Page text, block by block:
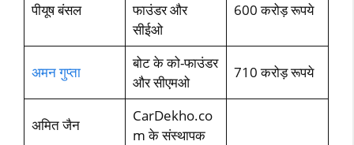
पीयूष बंसल
फाउंडर और
सीईओ
600 करोड़ रूपये
अमन गुप्‍ता
बोट के को-फाउंडर
और सीएमओ
710 करोड़ रूपये
अमित जैन
CarDekho.co
m के संस्‍थापक